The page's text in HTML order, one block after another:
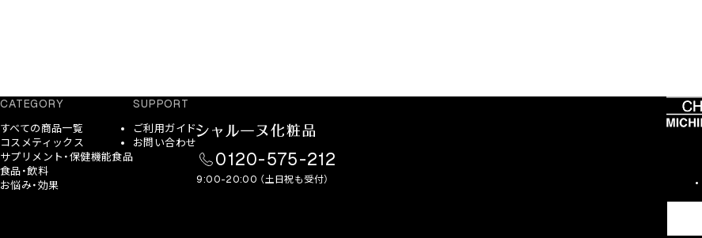
CATEGORY
すべての商品一覧
コスメティックス
サプリメント・保健機能食品
食品・飲料
お悩み・効果
SUPPORT
ご利用ガイド
お問い合わせ
0120-575-212
9:00-20:00 （土日祝も受付）